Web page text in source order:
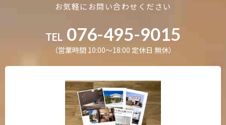
お気軽にお問い合わせください
TEL 076-495-9015
（営業時間 10:00〜18:00 定休日 無休）